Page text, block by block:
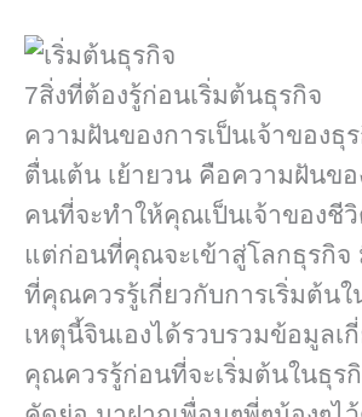
7สิ่งที่ต้องรู้ก่อนเริ่มต้นธุรกิจ
ความฝันของการเป็นเจ้าของธุ
ตื่นเต้น เย้ายวน คือความฝันขอ
คนที่จะทำให้คุณเป็นเจ้าของชีวิ
แต่ก่อนที่คุณจะเข้าสู่โลกธุรกิ
ที่คุณควรรู้เกี่ยวกับการเริ่มต้นใ
เหตุนี้จินเองได้รวบรวมข้อมูลเ
คุณควรรู้ก่อนที่จะเริ่มต้นในธุร